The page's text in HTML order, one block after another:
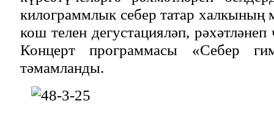
килограммлык себер татар халкының
кош телен дегустацияләп,
Концерт программасы «Себер
тәмамланды.